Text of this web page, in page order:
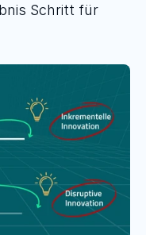
Schritt für